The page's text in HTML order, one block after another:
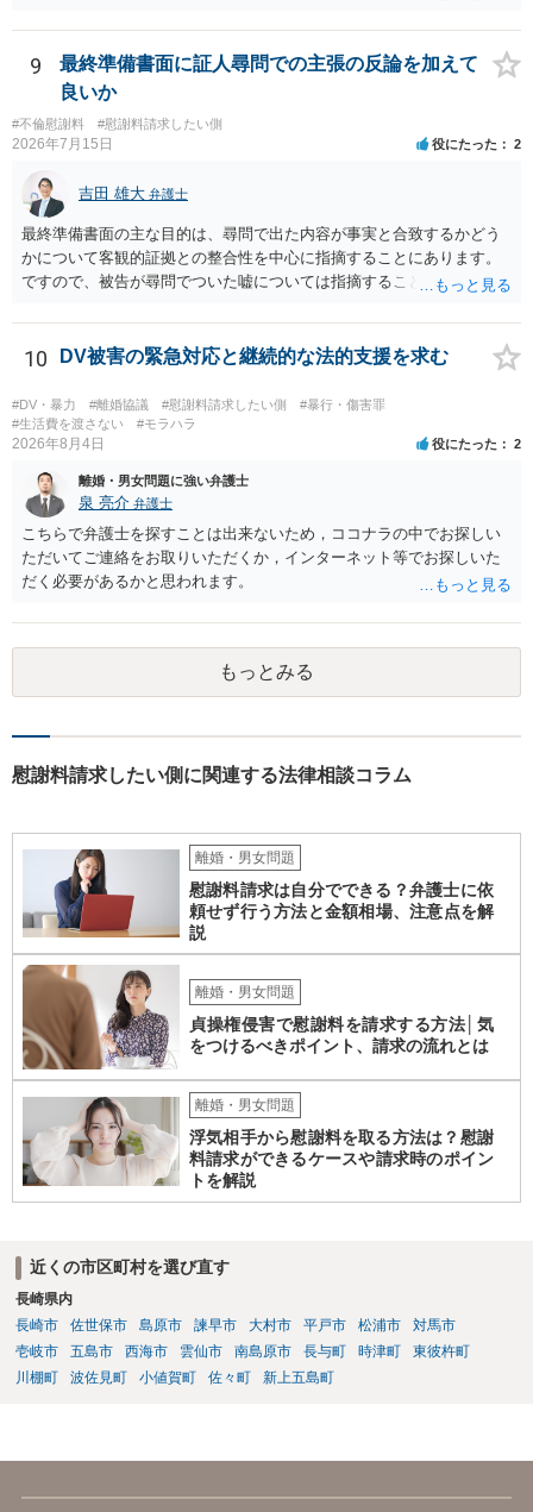
というだけですから。
9
最終準備書面に証人尋問での主張の反論を加えて
良いか
#不倫慰謝料 #慰謝料請求したい側
2026年7月15日 役にたった 2
吉田 雄大 弁護士
最終準備書面の主な目的は、尋問で出た内容が事実と合致するかどう
かについて客観的証拠との整合性を中心に指摘することにあります。
ですので、被告が尋問でついた嘘については指摘することが大切で
事実でないとの指摘をすることも必要です。 これらの点について最終
準備書面で的確な指摘ができれば裁判所の理解も深まると思います
が、和解のときに裁判所から開示された金額からさらに判決金額が増
えるかどうかは、裁判官の個性に依る点が大きいので、何ともいえま
せん。
10 DV被害の緊急対応と継続的な法的支援を求む
#DV・暴力 #離婚協議 #慰謝料請求したい側
#暴行・傷害罪
#生活費を渡さない
#モラハラ
2026年8月4日 役にたった 2
離婚・男女問題に強い弁護士
泉 亮介 弁護士
こちらで弁護士を探すことは出来ないため，ココナラの中でお探しい
ただいてご連絡をお取りいただくか，インターネット等でお探しいた
だく必要があるかと思われます。
もっとみる
慰謝料請求したい側に関連する法律相談コラム
離婚・男女問題
慰謝料請求は自分でできる？弁護士に依
頼せず行う方法と金額相場、注意点を解
説
離婚・男女問題
貞操権侵害で慰謝料を請求する方法│気
をつけるべきポイント、請求の流れとは
離婚・男女問題
浮気相手から慰謝料を取る方法は？慰謝
料請求ができるケースや請求時のポイン
トを解説
近くの市区町村を選び直す
長崎県内
長崎市
佐世保市 島原市 諫早市 大村市 平戸市 松浦市
対馬市
壱岐市
五島市 西海市 雲仙市 南島原市 長与町 時津町
東彼杵町
川棚町
波佐見町 小値賀町 佐々町 新上五島町